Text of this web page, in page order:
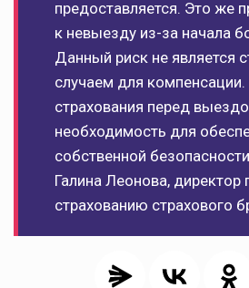
предоставляется. Это же
к невыезду из-за начала
Данный риск не является
случаем для компенсации.
страхования перед
необходимость для
собственной
Галина Леонова, директор
страхованию страхового